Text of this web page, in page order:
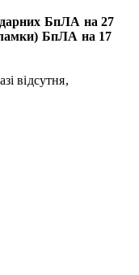
БпЛА на 27
БпЛА на 17
відсутня,